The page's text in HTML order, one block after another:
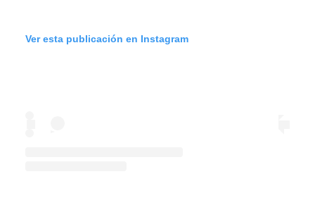
Ver esta publicación en Instagram